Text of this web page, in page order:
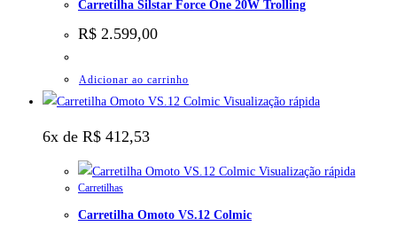
Carretilha Silstar Force One 20W Trolling
R$ 2.599,00
Adicionar ao carrinho
Visualização rápida
6x de R$ 412,53
Visualização rápida
Carretilhas
Carretilha Omoto VS.12 Colmic